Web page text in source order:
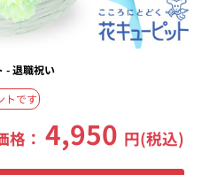
- 退職祝い
トです
格：4,950 円(税込)